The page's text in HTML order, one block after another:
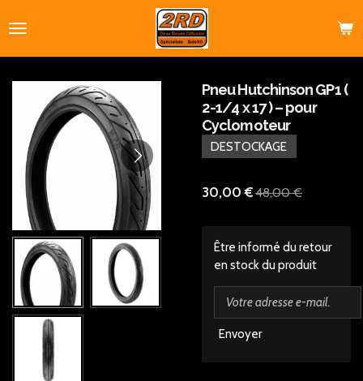
au
Pneu Hutchinson GP1 (
2-1/4 x 17 ) – pour
Cyclomoteur
DESTOCKAGE
30,00 €48,00 €
Être informé du retour
en stock du produit
Envoyer